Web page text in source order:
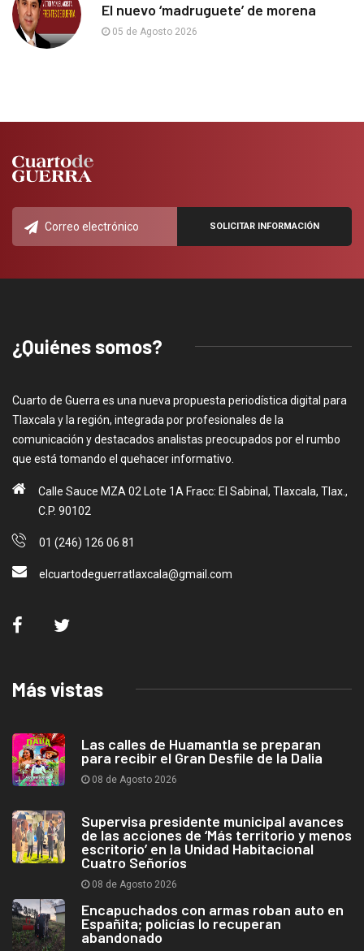
El nuevo ‘madruguete’ de morena
05 de Agosto 2026
¿Quiénes somos?
Cuarto de Guerra es una nueva propuesta periodística digital para
Tlaxcala y la región, integrada por profesionales de la
comunicación y destacados analistas preocupados por el rumbo
que está tomando el quehacer informativo.
Calle Sauce MZA 02 Lote 1A Fracc: El Sabinal, Tlaxcala, Tlax.,
C.P. 90102
01 (246) 126 06 81
elcuartodeguerratlaxcala@gmail.com
Más vistas
Las calles de Huamantla se preparan
para recibir el Gran Desfile de la Dalia
08 de Agosto 2026
Supervisa presidente municipal avances
de las acciones de ‘Más territorio y menos
escritorio’ en la Unidad Habitacional
Cuatro Señoríos
08 de Agosto 2026
Encapuchados con armas roban auto en
Españita; policías lo recuperan
abandonado